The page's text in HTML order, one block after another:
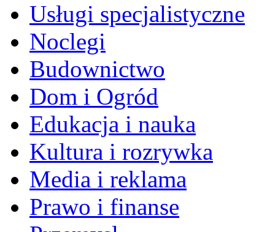
Usługi specjalistyczne
Noclegi
Budownictwo
Dom i Ogród
Edukacja i nauka
Kultura i rozrywka
Media i reklama
Prawo i finanse